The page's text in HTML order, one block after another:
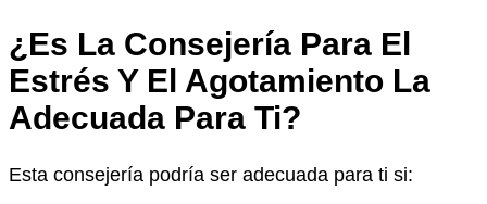
¿Es La Consejería Para El
Estrés Y El Agotamiento La
Adecuada Para Ti?
Esta consejería podría ser adecuada para ti si: